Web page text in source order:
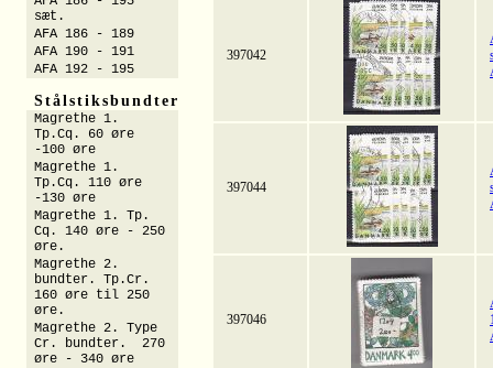
397042
397044
397046
sæt.
AFA 186 - 189
AFA 190 - 191
AFA 192 - 195
Stålstiksbundter
Magrethe 1.
Tp.Cq. 60 øre
-100 øre
Magrethe 1.
Tp.Cq. 110 øre
-130 øre
Magrethe 1. Tp.
Cq. 140 øre - 250
øre.
Magrethe 2.
bundter. Tp.Cr.
160 øre til 250
øre.
Magrethe 2. Type
Cr. bundter. 270
øre - 340 øre